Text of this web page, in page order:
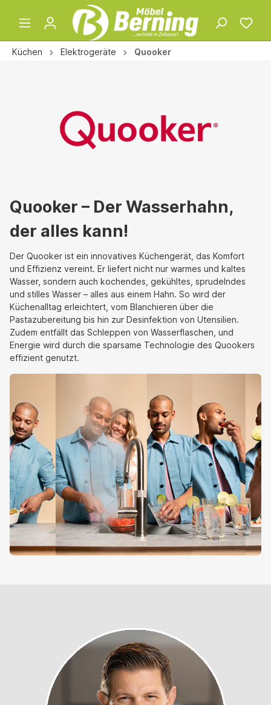
Küchen Elektrogeräte Quooker
Quooker – Der Wasserhahn,
der alles kann!
Der Quooker ist ein innovatives Küchengerät, das Komfort
und Effizienz vereint. Er liefert nicht nur warmes und kaltes
Wasser, sondern auch kochendes, gekühltes, sprudelndes
und stilles Wasser – alles aus einem Hahn. So wird der
Küchenalltag erleichtert, vom Blanchieren über die
Pastazubereitung bis hin zur Desinfektion von Utensilien.
Zudem entfällt das Schleppen von Wasserflaschen, und
Energie wird durch die sparsame Technologie des Quookers
effizient genutzt.